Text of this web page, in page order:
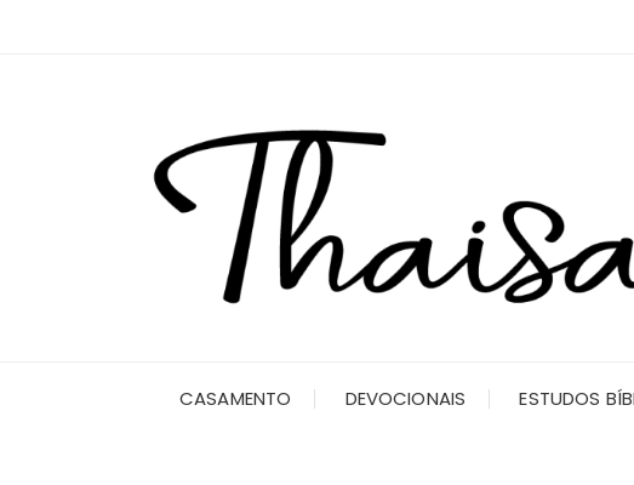
CASAMENTO DEVOCIONAIS ESTUDOS